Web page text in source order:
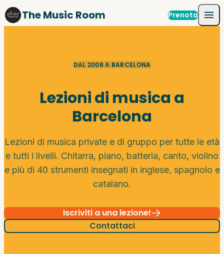
Skip to content
The Music Room Prenota
DAL 2008 A BARCELONA
Lezioni di musica a
Barcelona
Lezioni di musica private e di gruppo per tutte le età
e tutti i livelli. Chitarra, piano, batteria, canto, violino
e più di 40 strumenti insegnati in inglese, spagnolo e
catalano.
Iscriviti a una lezione!
Contattaci